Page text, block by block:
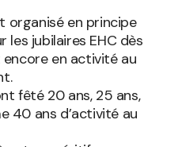
organisé en principe
les jubilaires EHC dès
encore en activité au
fêté 20 ans, 25 ans,
40 ans d’activité au